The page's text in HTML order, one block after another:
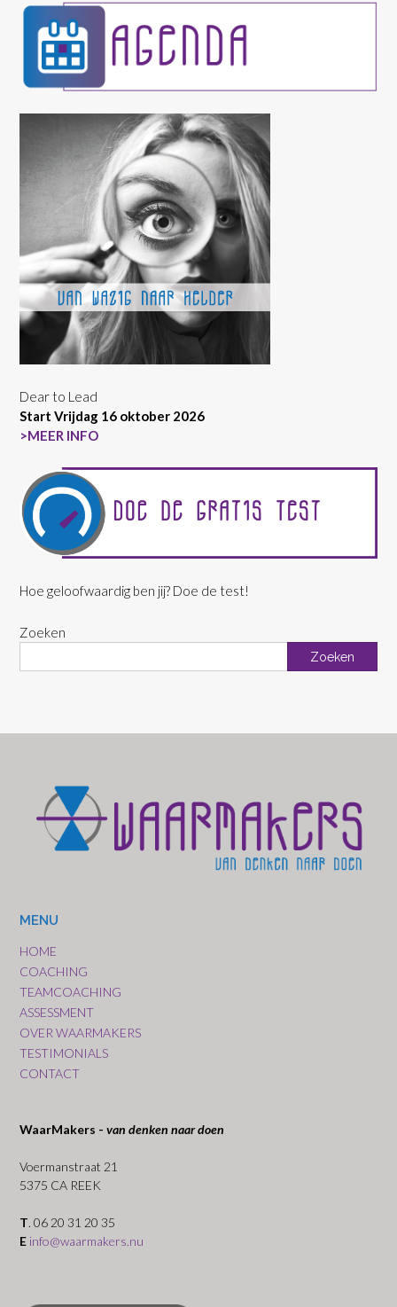
Dear to Lead
Start Vrijdag 16 oktober 2026
>MEER INFO
Hoe geloofwaardig ben jij? Doe de test!
Zoeken
Zoeken
MENU
HOME
COACHING
TEAMCOACHING
ASSESSMENT
OVER WAARMAKERS
TESTIMONIALS
CONTACT
WaarMakers - van denken naar doen
Voermanstraat 21
5375 CA REEK
T. 06 20 31 20 35
E info@waarmakers.nu